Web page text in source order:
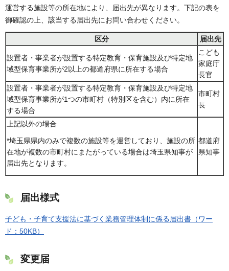
運営する施設等の所在地により、届出先が異なります。下記の表を
御確認の上、該当する届出先にお問い合わせください。
区分 届出先
設置者・事業者が設置する特定教育・保育施設及び特定地
域型保育事業所が2以上の都道府県に所在する場合
こども
家庭庁
長官
設置者・事業者が設置する特定教育・保育施設及び特定地
域型保育事業所が1つの市町村（特別区を含む）内に所在
する場合
市町村
長
上記以外の場合
*埼玉県県内のみで複数の施設等を運営しており、施設の所
在地が複数の市町村にまたがっている場合は埼玉県知事が
届出先となります。
都道府
県知事
届出様式
子ども・子育て支援法に基づく業務管理体制に係る届出書（ワー
ド：50KB）
変更届